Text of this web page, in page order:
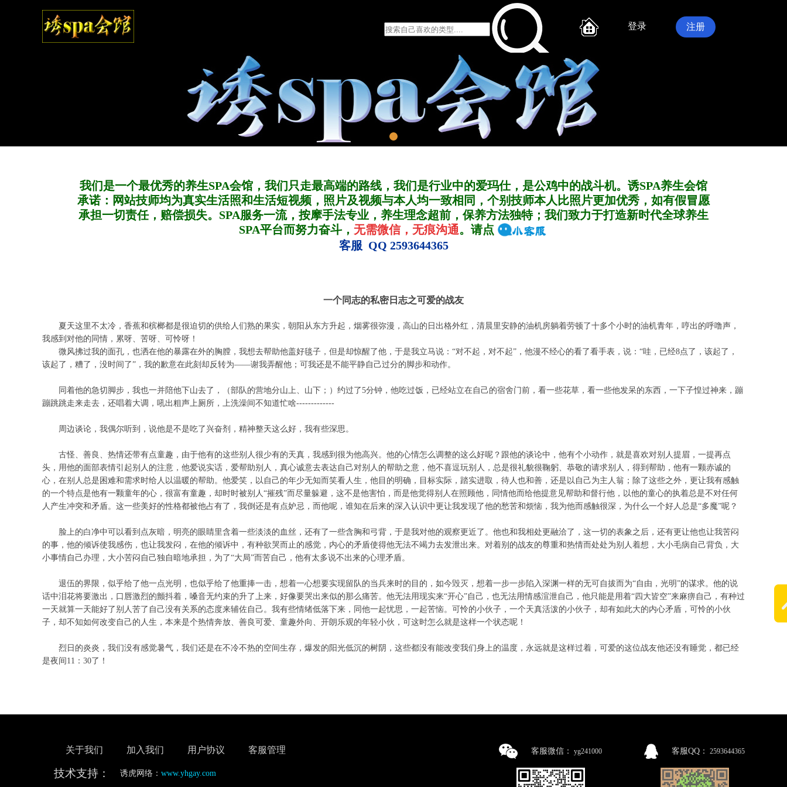
登录 注册
我们是一个最优秀的养生SPA会馆，我们只走最高端的路线，我们是行业中的爱玛仕，是公鸡中的战斗机。诱SPA养生会馆
承诺：网站技师均为真实生活照和生活短视频，照片及视频与本人均一致相同，个别技师本人比照片更加优秀，如有假冒愿
承担一切责任，赔偿损失。SPA服务一流，按摩手法专业，养生理念超前，保养方法独特；我们致力于打造新时代全球养生
SPA平台而努力奋斗， 无需微信，无痕沟通。请点
客服 QQ 2593644365
一个同志的私密日志之可爱的战友
夏天这里不太冷，香蕉和槟榔都是很迫切的供给人们熟的果实，朝阳从东方升起，烟雾很弥漫，高山的日出格外红，清晨里安静的油机房躺着劳顿了十多个小时的油机青年，哼出的呼噜声，
我感到对他的同情，累呀、苦呀、可怜呀！
微风拂过我的面孔，也洒在他的暴露在外的胸膛，我想去帮助他盖好毯子，但是却惊醒了他，于是我立马说：“对不起，对不起”，他漫不经心的看了看手表，说：“哇，已经8点了，该起了，
该起了，糟了，没时间了”，我的歉意在此刻却反转为——谢我弄醒他；可我还是不能平静自己过分的脚步和动作。
同着他的急切脚步，我也一并陪他下山去了，（部队的营地分山上、山下；）约过了5分钟，他吃过饭，已经站立在自己的宿舍门前，看一些花草，看一些他发呆的东西，一下子惶过神来，蹦
蹦跳跳走来走去，还唱着大调，吼出粗声上厕所，上洗澡间不知道忙啥-------------
周边谈论，我偶尔听到，说他是不是吃了兴奋剂，精神整天这么好，我有些深思。
古怪、善良、热情还带有点童趣，由于他有的这些别人很少有的天真，我感到很为他高兴。他的心情怎么调整的这么好呢？跟他的谈论中，他有个小动作，就是喜欢对别人提眉，一提再点
头，用他的面部表情引起别人的注意，他爱说实话，爱帮助别人，真心诚意去表达自己对别人的帮助之意，他不喜逗玩别人，总是很礼貌很鞠躬、恭敬的请求别人，得到帮助，他有一颗赤诚的
心，在别人总是困难和需求时给人以温暖的帮助。他爱笑，以自己的年少无知而笑看人生，他目的明确，目标实际，踏实进取，待人也和善，还是以自己为主人翁；除了这些之外，更让我有感触
的一个特点是他有一颗童年的心，很富有童趣，却时时被别人“摧残”而尽量躲避，这不是他害怕，而是他觉得别人在照顾他，同情他而给他提意见帮助和督行他，以他的童心的执着总是不对任何
人产生冲突和矛盾。这一些美好的性格都被他占有了，我倒还是有点妒忌，而他呢，谁知在后来的深入认识中更让我发现了他的愁苦和烦恼，我为他而感触很深，为什么一个好人总是“多魔”呢？
脸上的白净中可以看到点灰暗，明亮的眼睛里含着一些淡淡的血丝，还有了一些含胸和弓背，于是我对他的观察更近了。他也和我相处更融洽了，这一切的表象之后，还有更让他也让我苦闷
的事，他的倾诉使我感伤，也让我发闷，在他的倾诉中，有种欲哭而止的感觉，内心的矛盾使得他无法不竭力去发泄出来。对着别的战友的尊重和热情而处处为别人着想，大小毛病自己背负，大
小事情自己办理，大小苦闷自己独自暗地承担，为了“大局”而苦自己，他有太多说不出来的心理矛盾。
退伍的界限，似乎给了他一点光明，也似乎给了他重捧一击，想着一心想要实现留队的当兵来时的目的，如今毁灭，想着一步一步陷入深渊一样的无可自拔而为“自由，光明”的谋求。他的说
话中泪花将要激出，口唇激烈的颤抖着，嗓音无约束的升了上来，好像要哭出来似的那么痛苦。他无法用现实来“开心”自己，也无法用情感渲泄自己，他只能是用着“四大皆空”来麻痹自己，有种过
一天就算一天能好了别人苦了自己没有关系的态度来辅佐自己。我有些情绪低落下来，同他一起忧思，一起苦恼。可怜的小伙子，一个天真活泼的小伙子，却有如此大的内心矛盾，可怜的小伙
子，却不知如何改变自己的人生，本来是个热情奔放、善良可爱、童趣外向、开朗乐观的年轻小伙，可这时怎么就是这样一个状态呢！
烈日的炎炎，我们没有感觉暑气，我们还是在不冷不热的空间生存，爆发的阳光低沉的树阴，这些都没有能改变我们身上的温度，永远就是这样过着，可爱的这位战友他还没有睡觉，都已经
是夜间 11 ： 30了！
关于我们 加入我们 用户协议 客服管理
技术支持： 诱虎网络： www.yhgay.com
客服微信： yg241000 客服QQ： 2593644365